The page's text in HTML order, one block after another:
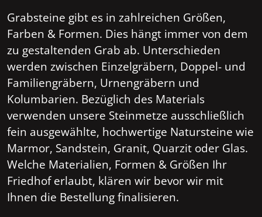
Grabsteine gibt es in zahlreichen Größen,
Farben & Formen. Dies hängt immer von dem
zu gestaltenden Grab ab. Unterschieden
werden zwischen Einzelgräbern, Doppel- und
Familiengräbern, Urnengräbern und
Kolumbarien. Bezüglich des Materials
verwenden unsere Steinmetze ausschließlich
fein ausgewählte, hochwertige Natursteine wie
Marmor, Sandstein, Granit, Quarzit oder Glas.
Welche Materialien, Formen & Größen Ihr
Friedhof erlaubt, klären wir bevor wir mit
Ihnen die Bestellung finalisieren.